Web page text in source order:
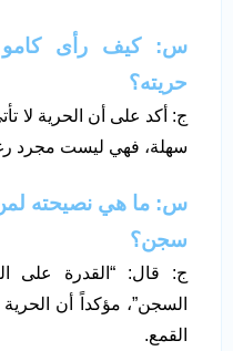
س: كيف رأى كامو
حريته؟
ج: أكد على أن الحرية لا
سهلة، فهي ليست مجرد
س: ما هي نصيحته
سجن؟
ج: قال: “القدرة على
السجن”، مؤكداً أن
القمع.